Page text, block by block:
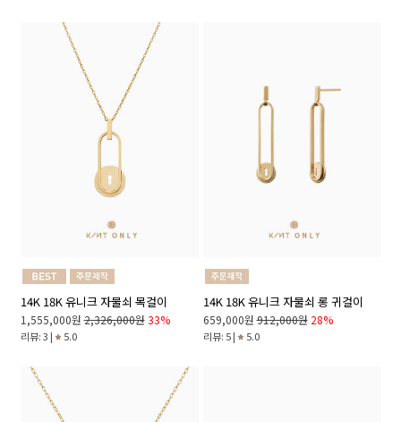
14K 18K 유니크 자물쇠 목걸이
1,555,000원 2,326,000원 33%
리뷰: 3 | 5.0
14K 18K 유니크 자물쇠 롱 귀걸이
659,000원 912,000원 28%
리뷰: 5 | 5.0